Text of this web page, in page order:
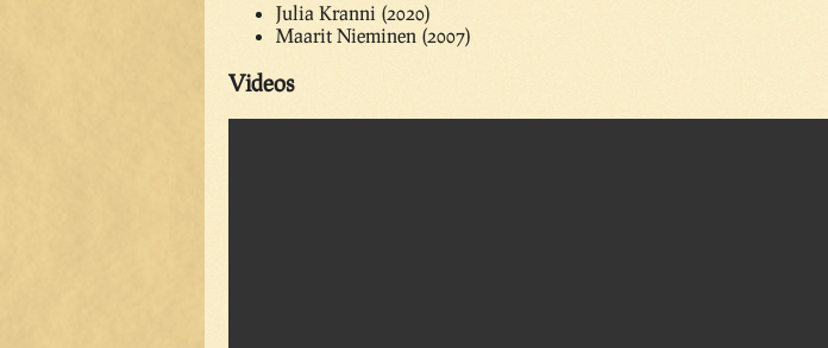
Julia Kranni (2020)
Maarit Nieminen (2007)
Videos